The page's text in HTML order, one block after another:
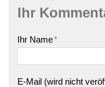
Ihr
Ihr Name*
E-Mail (wird nicht